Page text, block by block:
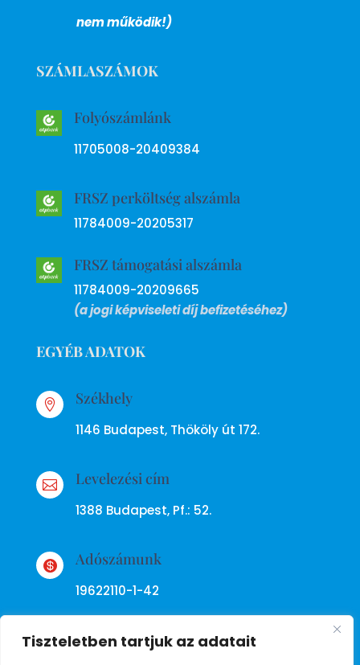
Tiszteletben tartjuk az adatait
nem működik!)
SZÁMLASZÁMOK
Folyószámlánk
11705008-20409384
FRSZ perköltség alszámla
11784009-20205317
FRSZ támogatási alszámla
11784009-20209665
(a jogi képviseleti díj befizetéséhez)
EGYÉB ADATOK
 Székhely
1146 Budapest, Thököly út 172.
 Levelezési cím
1388 Budapest, Pf.: 52.
 Adószámunk
19622110-1-42